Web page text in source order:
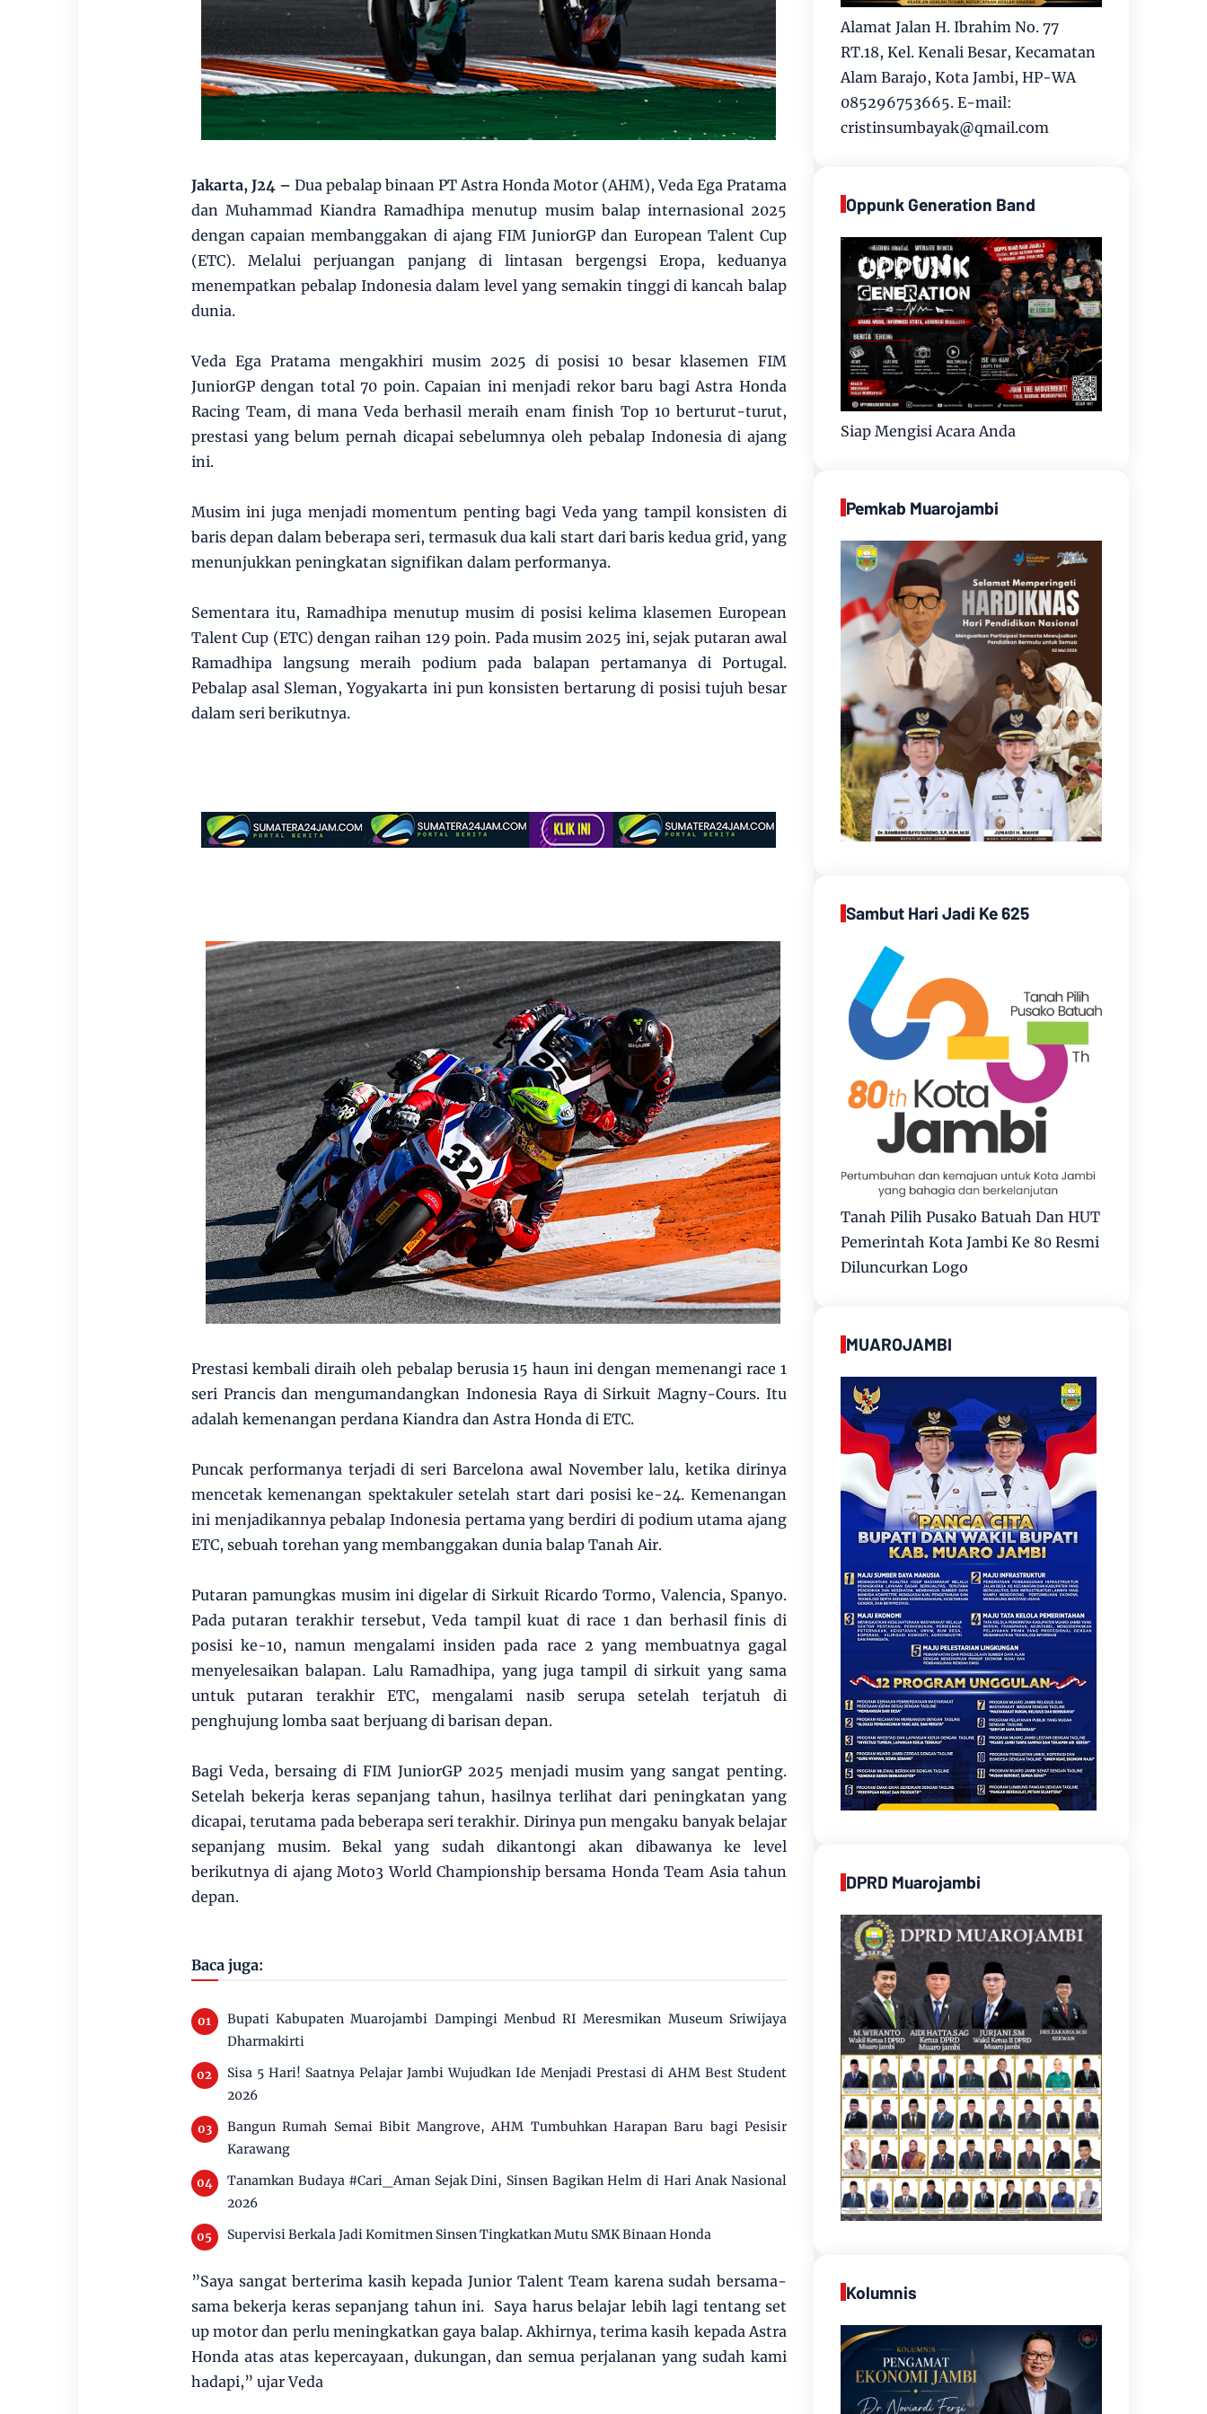
Jakarta, J24 – Dua pebalap binaan PT Astra Honda Motor (AHM), Veda Ega Pratama
dan Muhammad Kiandra Ramadhipa menutup musim balap internasional 2025
dengan capaian membanggakan di ajang FIM JuniorGP dan European Talent Cup
(ETC). Melalui perjuangan panjang di lintasan bergengsi Eropa, keduanya
menempatkan pebalap Indonesia dalam level yang semakin tinggi di kancah balap
dunia.
Veda Ega Pratama mengakhiri musim 2025 di posisi 10 besar klasemen FIM
JuniorGP dengan total 70 poin. Capaian ini menjadi rekor baru bagi Astra Honda
Racing Team, di mana Veda berhasil meraih enam finish Top 10 berturut-turut,
prestasi yang belum pernah dicapai sebelumnya oleh pebalap Indonesia di ajang
ini.
Musim ini juga menjadi momentum penting bagi Veda yang tampil konsisten di
baris depan dalam beberapa seri, termasuk dua kali start dari baris kedua grid, yang
menunjukkan peningkatan signifikan dalam performanya.
Sementara itu, Ramadhipa menutup musim di posisi kelima klasemen European
Talent Cup (ETC) dengan raihan 129 poin. Pada musim 2025 ini, sejak putaran awal
Ramadhipa langsung meraih podium pada balapan pertamanya di Portugal.
Pebalap asal Sleman, Yogyakarta ini pun konsisten bertarung di posisi tujuh besar
dalam seri berikutnya.
Prestasi kembali diraih oleh pebalap berusia 15 haun ini dengan memenangi race 1
seri Prancis dan mengumandangkan Indonesia Raya di Sirkuit Magny-Cours. Itu
adalah kemenangan perdana Kiandra dan Astra Honda di ETC.
Puncak performanya terjadi di seri Barcelona awal November lalu, ketika dirinya
mencetak kemenangan spektakuler setelah start dari posisi ke-24. Kemenangan
ini menjadikannya pebalap Indonesia pertama yang berdiri di podium utama ajang
ETC, sebuah torehan yang membanggakan dunia balap Tanah Air.
Putaran pamungkas musim ini digelar di Sirkuit Ricardo Tormo, Valencia, Spanyo.
Pada putaran terakhir tersebut, Veda tampil kuat di race 1 dan berhasil finis di
posisi ke-10, namun mengalami insiden pada race 2 yang membuatnya gagal
menyelesaikan balapan. Lalu Ramadhipa, yang juga tampil di sirkuit yang sama
untuk putaran terakhir ETC, mengalami nasib serupa setelah terjatuh di
penghujung lomba saat berjuang di barisan depan.
Bagi Veda, bersaing di FIM JuniorGP 2025 menjadi musim yang sangat penting.
Setelah bekerja keras sepanjang tahun, hasilnya terlihat dari peningkatan yang
dicapai, terutama pada beberapa seri terakhir. Dirinya pun mengaku banyak belajar
sepanjang musim. Bekal yang sudah dikantongi akan dibawanya ke level
berikutnya di ajang Moto3 World Championship bersama Honda Team Asia tahun
depan.
Baca juga:
Bupati Kabupaten Muarojambi Dampingi Menbud RI Meresmikan Museum Sriwijaya
Dharmakirti
Sisa 5 Hari! Saatnya Pelajar Jambi Wujudkan Ide Menjadi Prestasi di AHM Best Student
2026
Bangun Rumah Semai Bibit Mangrove, AHM Tumbuhkan Harapan Baru bagi Pesisir
Karawang
Tanamkan Budaya #Cari_Aman Sejak Dini, Sinsen Bagikan Helm di Hari Anak Nasional
2026
Supervisi Berkala Jadi Komitmen Sinsen Tingkatkan Mutu SMK Binaan Honda
”Saya sangat berterima kasih kepada Junior Talent Team karena sudah bersama-
sama bekerja keras sepanjang tahun ini. Saya harus belajar lebih lagi tentang set
up motor dan perlu meningkatkan gaya balap. Akhirnya, terima kasih kepada Astra
Honda atas atas kepercayaan, dukungan, dan semua perjalanan yang sudah kami
hadapi,” ujar Veda
Alamat Jalan H. Ibrahim No. 77
RT.18, Kel. Kenali Besar, Kecamatan
Alam Barajo, Kota Jambi, HP-WA
085296753665. E-mail:
cristinsumbayak@qmail.com
Oppunk Generation Band
Siap Mengisi Acara Anda
Pemkab Muarojambi
Sambut Hari Jadi Ke 625
Tanah Pilih Pusako Batuah Dan HUT
Pemerintah Kota Jambi Ke 80 Resmi
Diluncurkan Logo
MUAROJAMBI
DPRD Muarojambi
Kolumnis